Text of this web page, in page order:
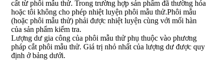
cất từ phôi mẫu thử. Trong trường hợp sản phẩm đã thường hóa
hoặc tôi không cho phép nhiệt luyện phôi mẫu thử.Phôi mẫu
(hoặc phôi mẫu thử) phải được nhiệt luyện cùng với mối hàn
của sản phẩm kiểm tra.
Lượng dư gia công của phôi mẫu thử phụ thuộc vào phương
pháp cắt phôi mẫu thử. Giá trị nhỏ nhất của lượng dư được quy
định ở bảng dưới.